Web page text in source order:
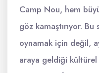
Camp Nou, hem
göz kamaştırıyor.
oynamak için değil,
araya geldiği kültürel